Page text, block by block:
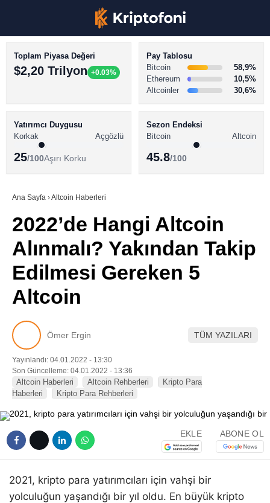
Youtube
TikTok
BİTCOİN HABERLERİ
ALTCOİN HABERLERİ
SÖZLÜK
Toplam Piyasa Değeri
$2,20 Trilyon +0.03%
Pay Tablosu
Bitcoin
58,9%
Ethereum
10,5%
Altcoinler
30,6%
Yatırımcı Duygusu
Korkak
Açgözlü
25/100Aşırı Korku
Sezon Endeksi
Bitcoin
Altcoin
45.8/100
Ana Sayfa ›Altcoin Haberleri
2022’de Hangi Altcoin
Alınmalı? Yakından Takip
Edilmesi Gereken 5
Altcoin
Ömer Ergin TÜM YAZILARI
Yayınlandı: 04.01.2022 - 13:30
Son Güncelleme: 04.01.2022 - 13:36
Altcoin Haberleri Altcoin Rehberleri
Kripto Para
Haberleri
Kripto Para Rehberleri
EKLE ABONE OL
2021, kripto para yatırımcıları için vahşi bir
yolculuğun yaşandığı bir yıl oldu. En büyük kripto